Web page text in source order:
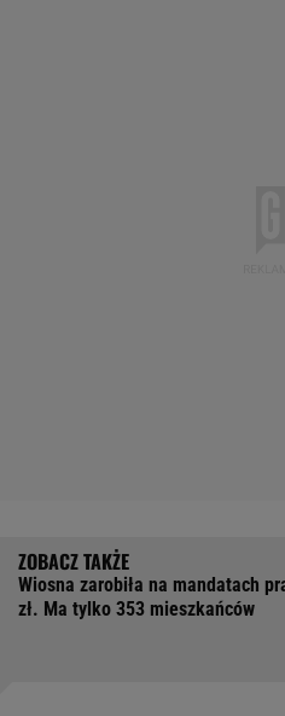
Wiosna zarobiła na mandatach
zł. Ma tylko 353 mieszkańców